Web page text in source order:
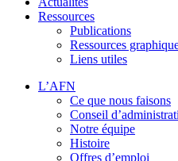
Ressources
Publications
Ressources
Liens utiles
L’AFN
Ce que nous faisons
Conseil
Notre équipe
Histoire
Offres d’emploi